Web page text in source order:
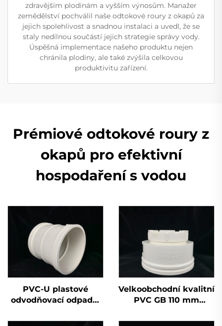
zdravějším plodinám a vyšším výnosům. Manažer
zemědělství pochválil naše odtokové roury z okapů za
jejich spolehlivost a snadnou instalaci a uvedl, že se
staly nedílnou součástí jejich strategie správy vody.
Úspěšná implementace našeho produktu nejen
chránila plodiny, ale také zvýšila celkovou
produktivitu zařízení.
Prémiové odtokové roury z
okapů pro efektivní
hospodaření s vodou
PVC-U plastové
odvodňovací odpadní
dvojitá zásuvka
Velkoobchodní kvalitní
PVC GB 110 mm
křížová trubka UPVC